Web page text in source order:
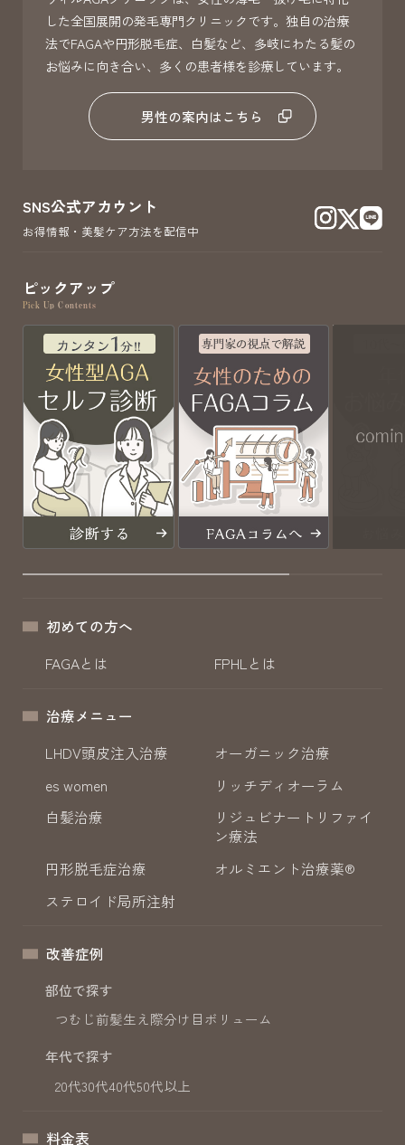
した全国展開の発毛専門クリニックです。独自の治療
法でFAGAや円形脱毛症、白髪など、多岐にわたる髪の
お悩みに向き合い、多くの患者様を診療しています。
男性の案内はこちら
SNS公式アカウント
お得情報・美髪ケア方法を配信中
ピックアップ
Pick Up Contents
初めての方へ
FAGAとは
FPHLとは
治療メニュー
LHDV頭皮注入治療
オーガニック治療
es women
リッチディオーラム
白髪治療
リジュビナートリファイ
ン療法
円形脱毛症治療
オルミエント治療薬®
ステロイド局所注射
改善症例
部位で探す
つむじ前髪生え際分け目ボリューム
年代で探す
20代30代40代50代以上
料金表